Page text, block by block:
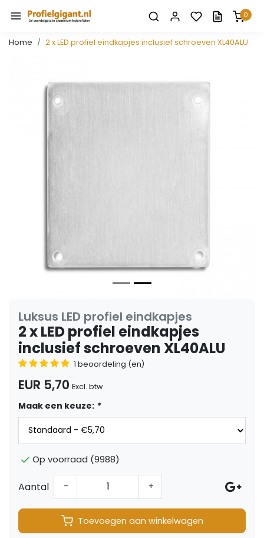
0
Home 2 x LED profiel eindkapjes inclusief schroeven XL40ALU
Vorige
Luksus LED profiel eindkapjes
2 x LED profiel eindkapjes
inclusief schroeven XL40ALU
1 beoordeling (en)
EUR 5,70 Excl. btw
Maak een keuze: *
Op voorraad (9988)
Aantal - +
Toevoegen aan winkelwagen